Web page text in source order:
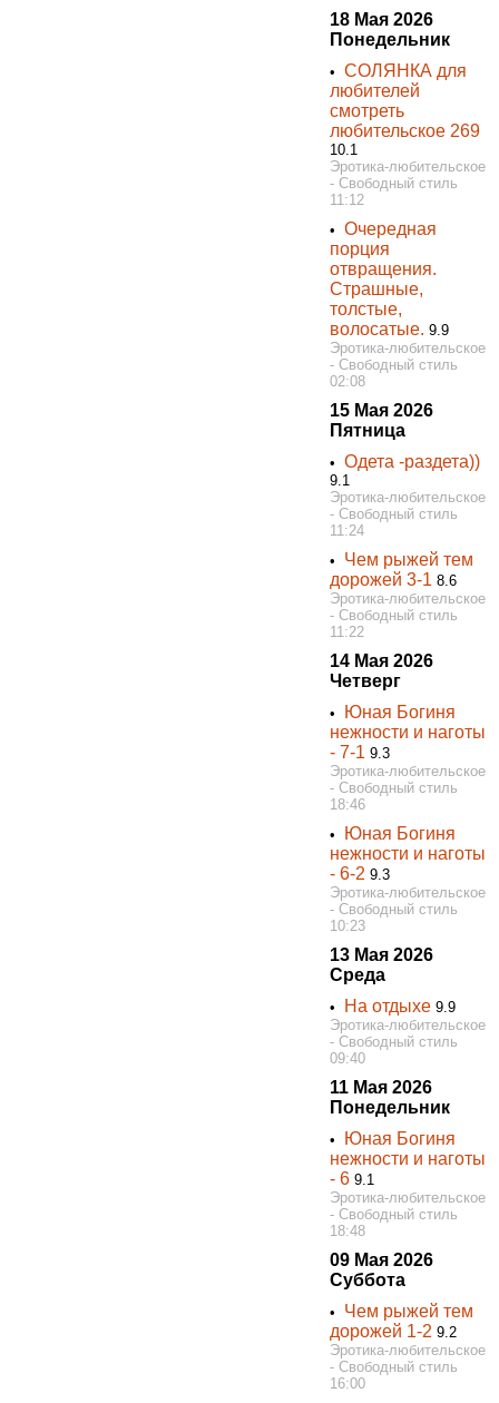
18 Мая 2026
Понедельник
•СОЛЯНКА для
любителей
смотреть
любительское 269
10.1
Эротика-любительское
- Свободный стиль
11:12
•Очередная
порция
отвращения.
Страшные,
толстые,
волосатые. 9.9
Эротика-любительское
- Свободный стиль
02:08
15 Мая 2026
Пятница
•Одета -раздета))
9.1
Эротика-любительское
- Свободный стиль
11:24
• Чем рыжей тем
дорожей 3-1 8.6
Эротика-любительское
- Свободный стиль
11:22
14 Мая 2026
Четверг
•
Юная Богиня
нежности и наготы
- 7-1 9.3
Эротика-любительское
- Свободный стиль
18:46
•
Юная Богиня
нежности и наготы
- 6-2 9.3
Эротика-любительское
- Свободный стиль
10:23
13 Мая 2026
Среда
• На отдыхе 9.9
Эротика-любительское
- Свободный стиль
09:40
11 Мая 2026
Понедельник
•
Юная Богиня
нежности и наготы
- 6 9.1
Эротика-любительское
- Свободный стиль
18:48
09 Мая 2026
Суббота
• Чем рыжей тем
дорожей 1-2 9.2
Эротика-любительское
- Свободный стиль
16:00